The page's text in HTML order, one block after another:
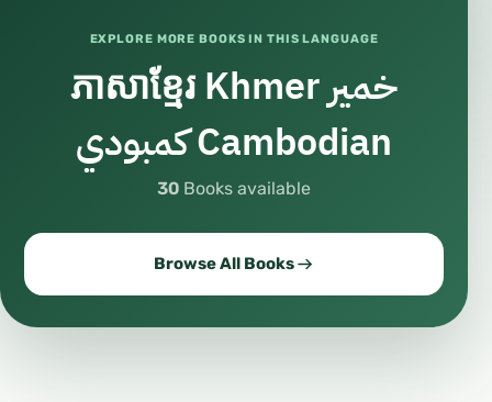
EXPLORE MORE BOOKS IN THIS LANGUAGE
ភាសាខ្មែរ Khmer خمير
كمبودي Cambodian
30 Books available
Browse All Books